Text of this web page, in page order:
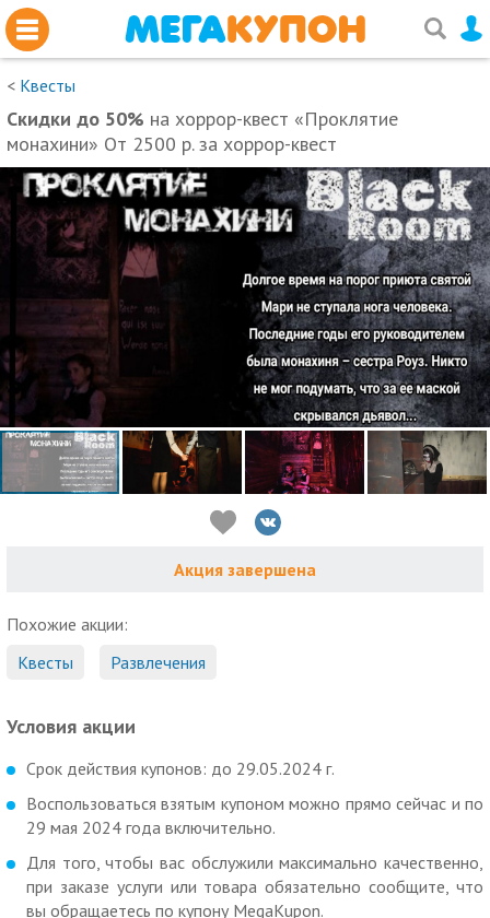
< Квесты
Скидки до 50% на хоррор-квест «Проклятие
монахини» От 2500 р. за хоррор-квест
Акция завершена
Похожие акции:
Квесты
Развлечения
Условия акции
Срок действия купонов: до 29.05.2024 г.
Воспользоваться взятым купоном можно прямо сейчас и по
29 мая 2024 года включительно.
Для того, чтобы вас обслужили максимально качественно,
при заказе услуги или товара обязательно сообщите, что
вы обращаетесь по купону MegaKupon.